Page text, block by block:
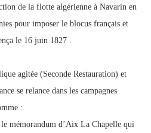
de la flotte algérienne à Navarin en
pour imposer le blocus français et
le 16 juin 1827 .
agitée (Seconde Restauration) et
se relance dans les campagnes
:
mémorandum d’Aix La Chapelle qui